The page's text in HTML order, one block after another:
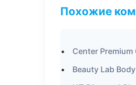
Похожие
Center
Beauty Lab